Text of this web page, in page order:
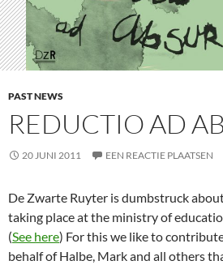
PAST NEWS
REDUCTIO AD
20 JUNI 2011 EEN REACTIE PLAATSEN
De Zwarte Ruyter is dumbstruck
taking place at the ministry of
(See here) For this we like to
behalf of Halbe, Mark and all others